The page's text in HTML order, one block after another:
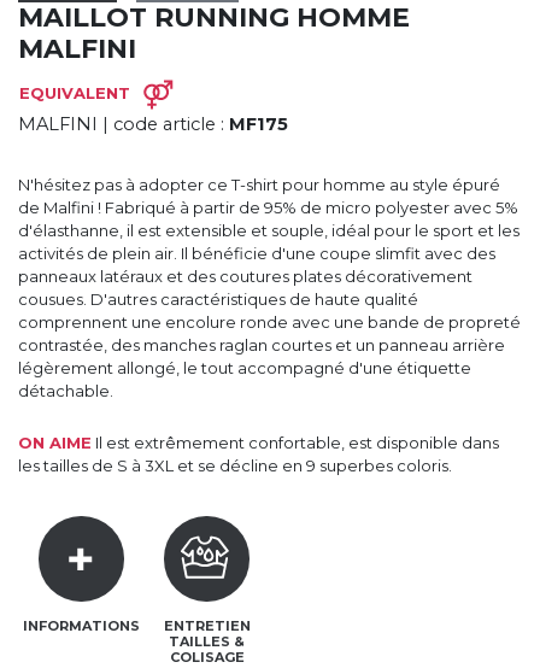
MAILLOT RUNNING HOMME
MALFINI
EQUIVALENT
MALFINI | code article : MF175
N'hésitez pas à adopter ce T-shirt pour homme au style épuré
de Malfini ! Fabriqué à partir de 95% de micro polyester avec 5%
d'élasthanne, il est extensible et souple, idéal pour le sport et les
activités de plein air. Il bénéficie d'une coupe slimfit avec des
panneaux latéraux et des coutures plates décorativement
cousues. D'autres caractéristiques de haute qualité
comprennent une encolure ronde avec une bande de propreté
contrastée, des manches raglan courtes et un panneau arrière
légèrement allongé, le tout accompagné d'une étiquette
détachable.
ON AIME Il est extrêmement confortable, est disponible dans
les tailles de S à 3XL et se décline en 9 superbes coloris.
INFORMATIONS
ENTRETIEN
TAILLES &
COLISAGE